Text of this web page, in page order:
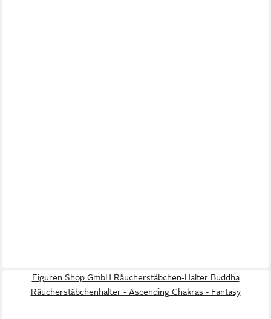
Figuren Shop GmbH Räucherstäbchen-Halter Buddha
Räucherstäbchenhalter - Ascending Chakras - Fantasy